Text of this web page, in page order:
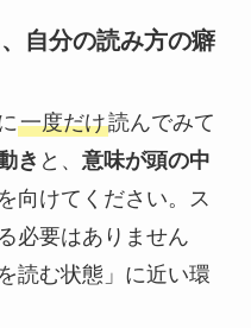
自分の読み方の癖
一度だけ読んでみて
き と、 意味が頭の中
向けてください。ス
必要はありません
読む状態」に近い環